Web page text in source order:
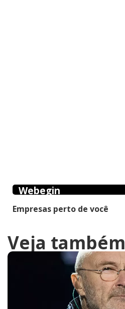
Webegin
Empresas perto de você
Veja também